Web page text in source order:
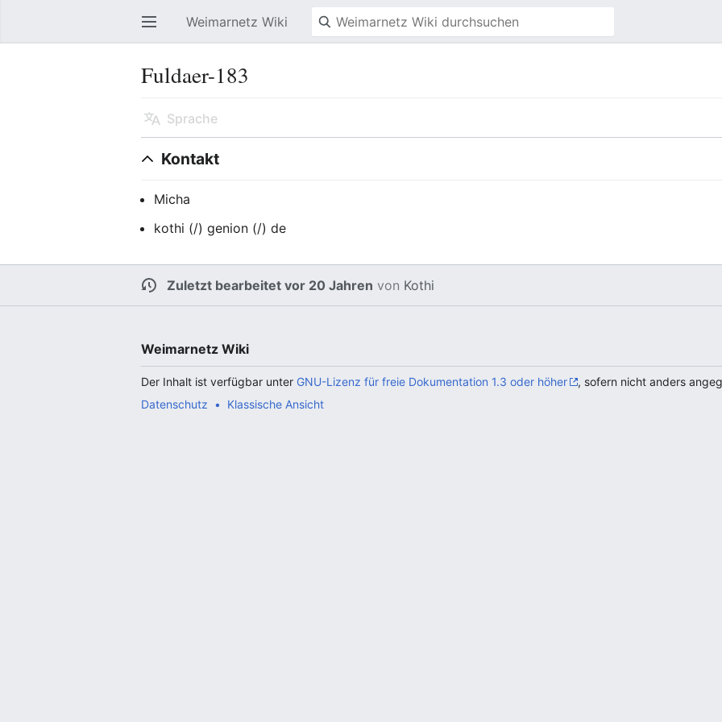
Hauptmenü öffnen Weimarnetz Wiki
Fuldaer-183
Sprache
Kontakt
Micha
kothi (/) genion (/) de
Zuletzt bearbeitet vor 20 Jahren von Kothi
Weimarnetz Wiki
Der Inhalt ist verfügbar unter GNU-Lizenz für freie Dokumentation 1.3 oder höher
, sofern nicht anders
Datenschutz
Klassische Ansicht